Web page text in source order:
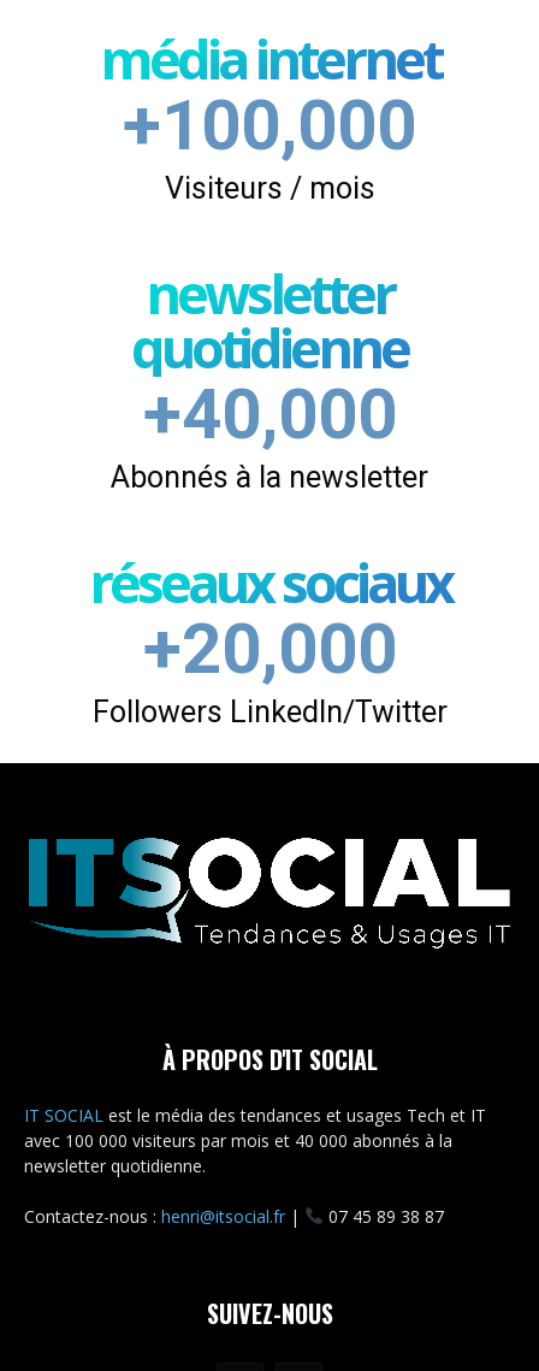
média internet
+100,000
Visiteurs / mois
newsletter
quotidienne
+40,000
Abonnés à la newsletter
réseaux sociaux
+20,000
Followers LinkedIn/Twitter
À PROPOS D'IT SOCIAL
IT SOCIAL est le média des tendances et usages Tech et IT
avec 100 000 visiteurs par mois et 40 000 abonnés à la
newsletter quotidienne.
Contactez-nous : henri@itsocial.fr | 07 45 89 38 87
SUIVEZ-NOUS